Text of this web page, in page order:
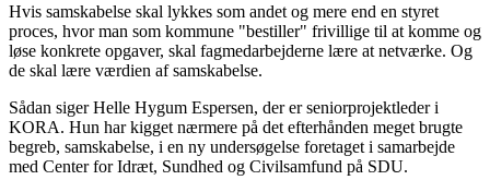
Hvis samskabelse skal lykkes som andet og mere end en styret
proces, hvor man som kommune "bestiller" frivillige til at komme og
løse konkrete opgaver, skal fagmedarbejderne lære at netværke. Og
de skal lære værdien af samskabelse.
Sådan siger Helle Hygum Espersen, der er seniorprojektleder i
KORA. Hun har kigget nærmere på det efterhånden meget brugte
begreb, samskabelse, i en ny undersøgelse foretaget i samarbejde
med Center for Idræt, Sundhed og Civilsamfund på SDU.